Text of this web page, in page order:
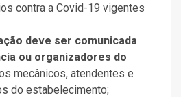
contra a Covid-19 vigentes
deve ser comunicada
ou organizadores do
mecânicos, atendentes e
do estabelecimento;